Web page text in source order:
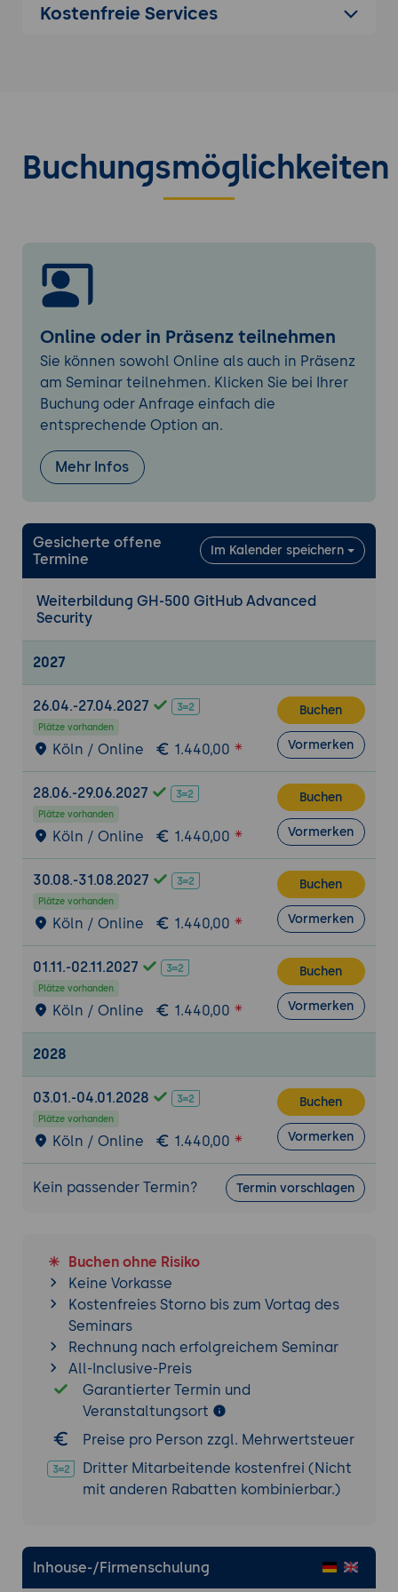
Verwendung integrierter Abfragen
Erkennung von Zugangsdaten und
Geheimnissen
Umgang mit Sicherheitsvorfällen
Dependabot und Dependency Management
Abhängigkeiten
Dependabot Alerts verstehen
Automatische Sicherheitsupdates
Bewertung und Priorisierung von Risiken
Supply Chain Security
Absicherung von Software-Lieferketten
Software Bill of Materials (SBOM)
Risiken durch Drittanbieter-Komponenten
Sicherheitsrichtlinien und Governance
Security Policies verwalten
Branch Protection Rules
Code Reviews und Pull Request Security
GitHub Actions und Security
Sichere Workflows entwickeln
Verwendung von Secrets in GitHub Actions
Absicherung von CI/CD-Pipelines
Best Practices für Automatisierung
Sicherheitsüberwachung und Reporting
Auswertung von Security Alerts
Metriken und Berichte
Kontinuierliche Verbesserung der
Sicherheitslage
Praxisworkshop
Einrichtung von GitHub Advanced Security
konfigurieren
Analyse realer Sicherheitsfunde
Umsetzung von Best Practices im eigenen
Repository
Kostenfreie Services
Buchungsmöglichkeiten
Online oder in Präsenz teilnehmen
Sie können sowohl Online als auch in Präsenz
am Seminar teilnehmen. Klicken Sie bei Ihrer
Buchung oder Anfrage einfach die
entsprechende Option an.
Mehr Infos
Gesicherte offene
Termine
Im Kalender speichern
Weiterbildung GH-500 GitHub Advanced
Security
2027
26.04.-27.04.2027
Plätze vorhanden
Köln / Online 1.440,00
Buchen
Vormerken
28.06.-29.06.2027
Plätze vorhanden
Köln / Online 1.440,00
Buchen
Vormerken
30.08.-31.08.2027
Plätze vorhanden
Köln / Online 1.440,00
Buchen
Vormerken
01.11.-02.11.2027
Plätze vorhanden
Köln / Online 1.440,00
Buchen
Vormerken
2028
03.01.-04.01.2028
Plätze vorhanden
Köln / Online 1.440,00
Buchen
Vormerken
Kein passender Termin? Termin vorschlagen
Buchen ohne Risiko
Keine Vorkasse
Kostenfreies Storno bis zum Vortag des
Seminars
Rechnung nach erfolgreichem Seminar
All-Inclusive-Preis
Garantierter Termin und
Veranstaltungsort
Preise pro Person zzgl. Mehrwertsteuer
Dritter Mitarbeitende kostenfrei (Nicht
mit anderen Rabatten kombinierbar.)
Inhouse-/Firmenschulung